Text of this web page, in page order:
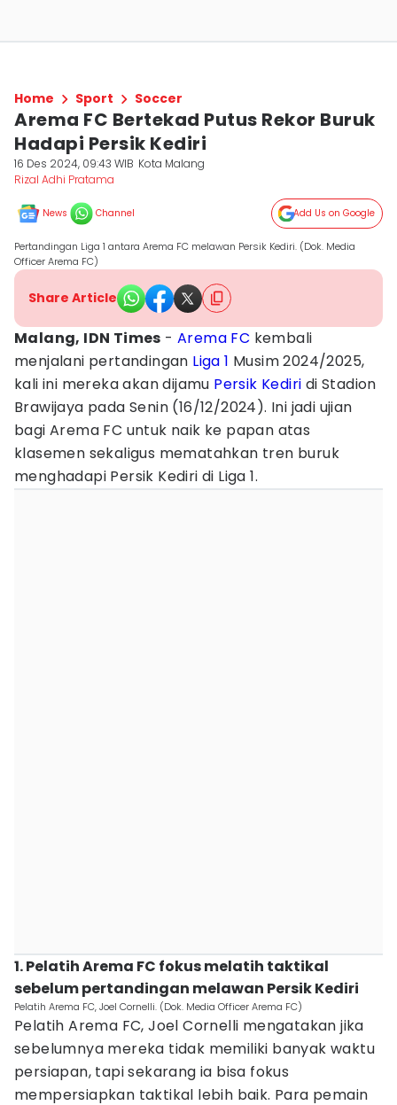
Home Sport Soccer
Arema FC Bertekad Putus Rekor Buruk
Hadapi Persik Kediri
16 Des 2024, 09:43 WIB Kota Malang
Rizal Adhi Pratama
News Channel Add Us on Google
Pertandingan Liga 1 antara Arema FC melawan Persik Kediri. (Dok. Media
Officer Arema FC)
Share Article
Malang, IDN Times -Arema FC kembali
menjalani pertandingan Liga 1 Musim 2024/2025,
kali ini mereka akan dijamu Persik Kediri di Stadion
Brawijaya pada Senin (16/12/2024). Ini jadi ujian
bagi Arema FC untuk naik ke papan atas
klasemen sekaligus mematahkan tren buruk
menghadapi Persik Kediri di Liga 1.
1. Pelatih Arema FC fokus melatih taktikal
sebelum pertandingan melawan Persik Kediri
Pelatih Arema FC, Joel Cornelli. (Dok. Media Officer Arema FC)
Pelatih Arema FC, Joel Cornelli mengatakan jika
sebelumnya mereka tidak memiliki banyak waktu
persiapan, tapi sekarang ia bisa fokus
mempersiapkan taktikal lebih baik. Para pemain